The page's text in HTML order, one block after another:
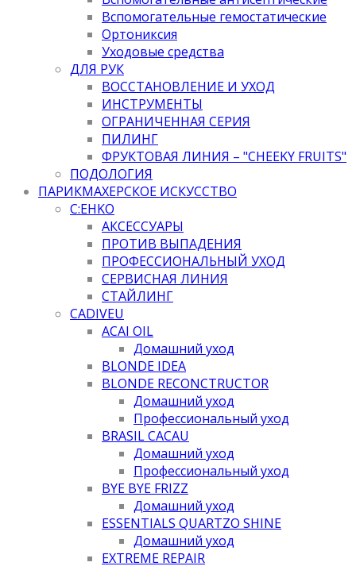
Вспомогательные гемостатические
Ортониксия
Уходовые средства
ДЛЯ РУК
ВОССТАНОВЛЕНИЕ И УХОД
ИНСТРУМЕНТЫ
ОГРАНИЧЕННАЯ СЕРИЯ
ПИЛИНГ
ФРУКТОВАЯ ЛИНИЯ – "CHEEKY FRUITS"
ПОДОЛОГИЯ
ПАРИКМАХЕРСКОЕ ИСКУССТВО
C:EHKO
АКСЕССУАРЫ
ПРОТИВ ВЫПАДЕНИЯ
ПРОФЕССИОНАЛЬНЫЙ УХОД
СЕРВИСНАЯ ЛИНИЯ
СТАЙЛИНГ
CADIVEU
ACAI OIL
Домашний уход
BLONDE IDEA
BLONDE RECONCTRUCTOR
Домашний уход
Профессиональный уход
BRASIL CACAU
Домашний уход
Профессиональный уход
BYE BYE FRIZZ
Домашний уход
ESSENTIALS QUARTZO SHINE
Домашний уход
EXTREME REPAIR